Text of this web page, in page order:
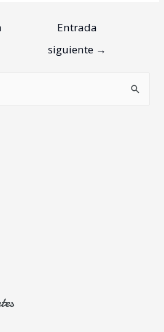
Entrada
siguiente →